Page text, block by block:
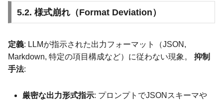
5.2. 様式崩れ（Format Deviation）
定義: LLMが指示された出力フォーマット（JSON,
Markdown, 特定の項目構成など）に従わない現象。 抑制
手法:
厳密な出力形式指示: プロンプトでJSONスキーマや